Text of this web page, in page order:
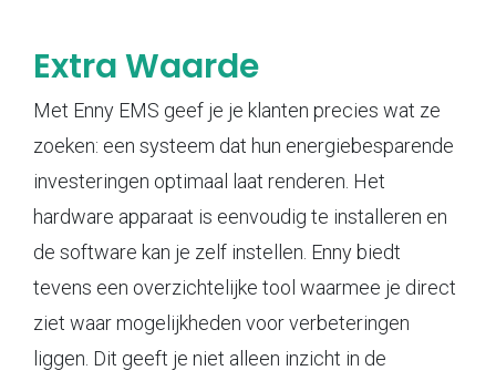
Extra Waarde
Met Enny EMS geef je je klanten precies wat ze
zoeken: een systeem dat hun energiebesparende
investeringen optimaal laat renderen. Het
hardware apparaat is eenvoudig te installeren en
de software kan je zelf instellen. Enny biedt
tevens een overzichtelijke tool waarmee je direct
ziet waar mogelijkheden voor verbeteringen
liggen. Dit geeft je niet alleen inzicht in de